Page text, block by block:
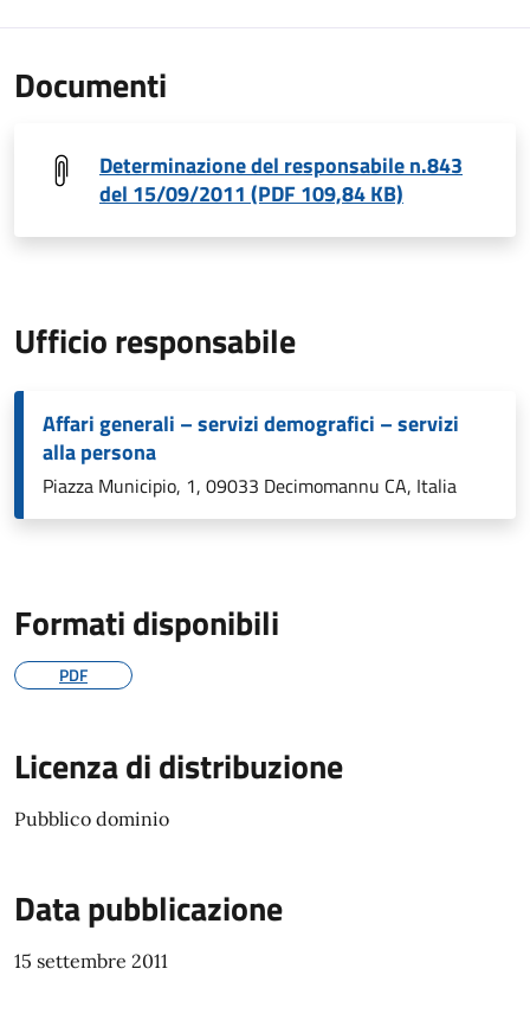
Documenti
Determinazione del responsabile n.843
del 15/09/2011 (PDF 109,84 KB)
Ufficio responsabile
Affari generali – servizi demografici – servizi
alla persona
Piazza Municipio, 1, 09033 Decimomannu CA, Italia
Formati disponibili
PDF
Licenza di distribuzione
Pubblico dominio
Data pubblicazione
15 settembre 2011